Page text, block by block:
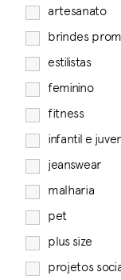
artesanato
brindes
estilistas
feminino
fitness
infantil e
jeanswear
malharia
pet
plus size
projetos